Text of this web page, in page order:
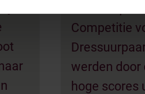
een
Competitie
werden door
hoge scores